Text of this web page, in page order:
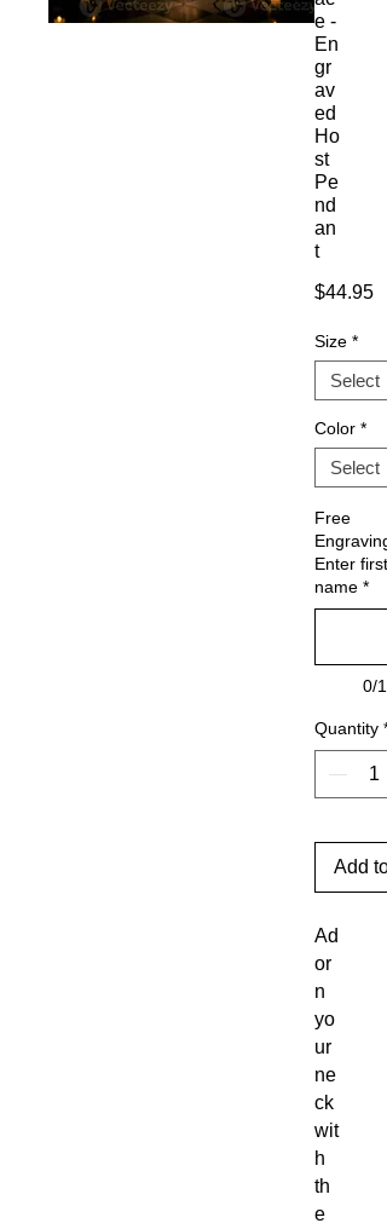
e -
En
gr
av
ed
Ho
st
Pe
nd
an
t
$44.95
Size *
Color *
Free
Engraving:
Enter first
name *
0/15
Quantity *
Add
Ad
or
n
yo
ur
ne
ck
wit
h
th
e